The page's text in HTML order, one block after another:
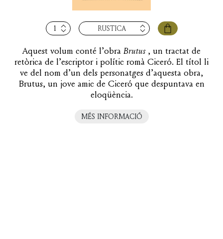
quantitat
de
Brutus
RÚSTICA
Aquest volum conté l’obra Brutus , un tractat de
retòrica de l’escriptor i polític romà Ciceró. El títol li
ve del nom d’un dels personatges d’aquesta obra,
Brutus, un jove amic de Ciceró que despuntava en
eloqüència.
MÉS INFORMACIÓ